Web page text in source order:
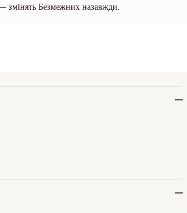
Безмежних назавжди.